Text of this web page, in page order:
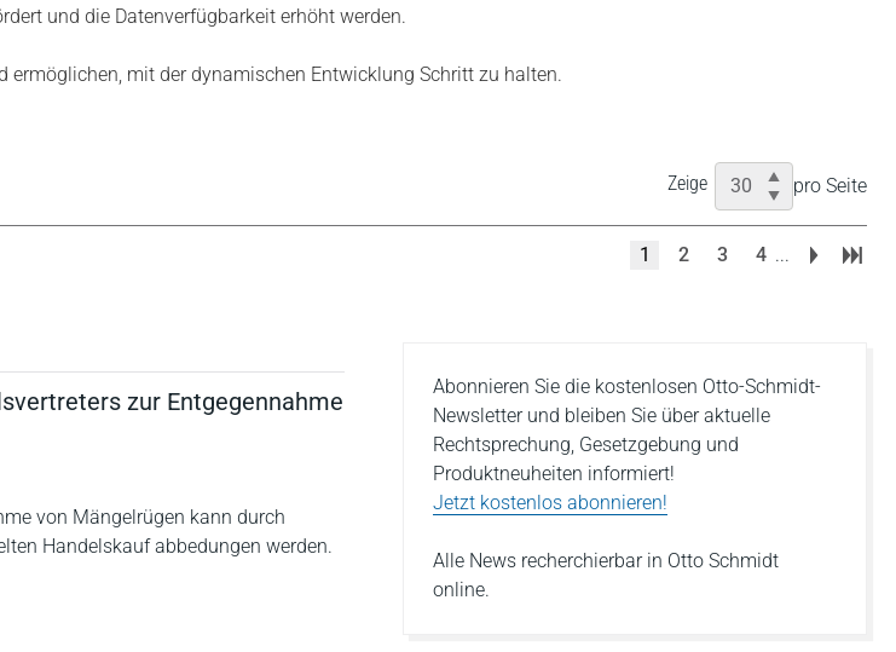
und die Datenverfügbarkeit erhöht werden.
ermöglichen, mit der dynamischen Entwicklung Schritt zu halten.
Zeige pro Seite
1 2 3 4 ...
zur Entgegennahme
von Mängelrügen kann durch
Handelskauf abbedungen werden.
Abonnieren Sie die kostenlosen Otto-Schmidt-
Newsletter und bleiben Sie über aktuelle
Rechtsprechung, Gesetzgebung und
Produktneuheiten informiert!
Jetzt kostenlos abonnieren!
Alle News recherchierbar in Otto Schmidt
online.